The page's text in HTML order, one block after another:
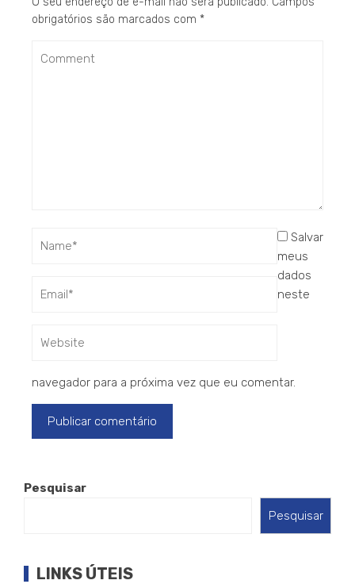
obrigatórios são marcados com *
Salvar
meus
dados
neste
navegador para a próxima vez que eu comentar.
Pesquisar
Pesquisar
LINKS ÚTEIS